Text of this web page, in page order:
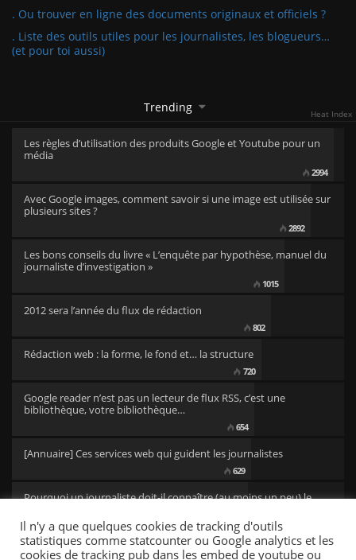
. Ou trouver en ligne des documents originaux et officiels ?
. Liste des outils utiles pour les journalistes, les blogueurs…
(et pour toi aussi)
Trending Heat Index
Les règles d’utilisation des produits Google et Youtube pour un
média
2994
Avec Google images, comment savoir si une image est utilisée sur
plusieurs sites ?
2892
Les bons conseils du livre « L’enquête par hypothèse, manuel du
journaliste d’investigation »
1015
2012 sera l’année du flux de rédaction
802
Rédaction web : la forme, le fond et… la structure
720
Google reader n’est pas un lecteur de flux RSS, c’est une
bibliothèque, votre bibliothèque…
654
[Annuaire] Ces services web qui guident les journalistes
629
Pourquoi un journaliste doit-il connaître (au moins un peu) le
501
Il n'y a que quelques cookies de tracking d'outils
statistiques comme statcounter ou Google analytics et les
cookies de tracking pub dans les embed de youtube ou